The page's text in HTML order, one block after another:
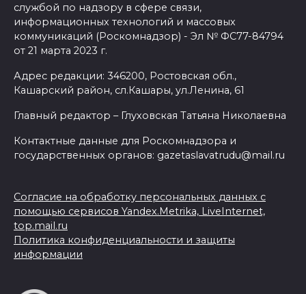
службой по надзору в сфере связи,
информационных технологий и массовых
коммуникаций (Роскомнадзор) - Эл № ФС77-84794
от 21 марта 2023 г.
Адрес редакции: 346200, Ростовская обл.,
Кашарский район, сл.Кашары, ул.Ленина, 61
Главный редактор – Глуховская Татьяна Николаевна
Контактные данные для Роскомнадзора и
государственных органов: gazetaslavatrudu@mail.ru
Согласие на обработку персональных данных с
помощью сервисов Yandex.Metrika, LiveInternet,
top.mail.ru
Политика конфиденциальности и защиты
информации